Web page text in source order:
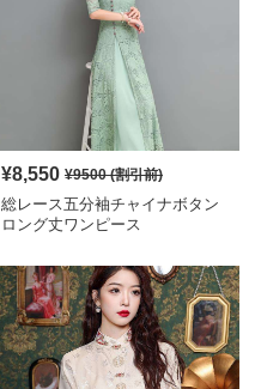
¥8,550 ¥9500(割引前)
総レース五分袖チャイナボタン
ロング丈ワンピース